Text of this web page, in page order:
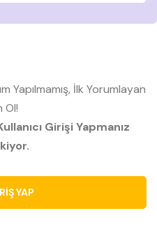
Yapılmamış, İlk Yorumlayan
Ol!
Girişi Yapmanız
YAP